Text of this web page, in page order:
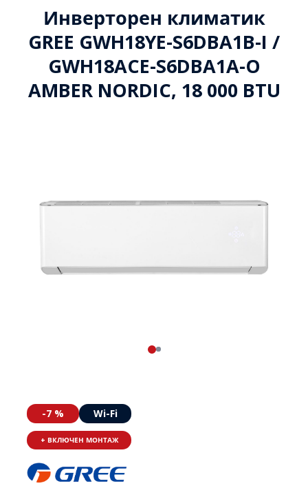
Инверторен климатик
GREE GWH18YE-S6DBA1B-I /
GWH18ACE-S6DBA1A-O
AMBER NORDIC, 18 000 BTU
-7 % Wi-Fi
+ ВКЛЮЧЕН МОНТАЖ